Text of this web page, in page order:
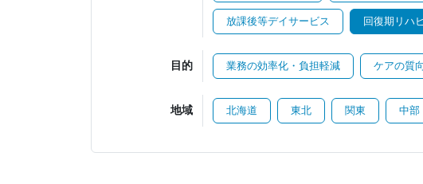
放課後等デイサービス 回復期リハ
目的 業務の効率化・負担軽減 ケアの質
地域 北海道 東北 関東 中部